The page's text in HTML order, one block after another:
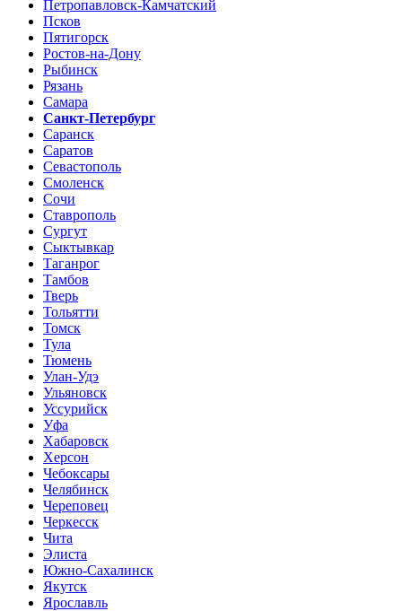
Петропавловск-Камчатский
Псков
Пятигорск
Ростов-на-Дону
Рыбинск
Рязань
Самара
Санкт-Петербург
Саранск
Саратов
Севастополь
Смоленск
Сочи
Ставрополь
Сургут
Сыктывкар
Таганрог
Тамбов
Тверь
Тольятти
Томск
Тула
Тюмень
Улан-Удэ
Ульяновск
Уссурийск
Уфа
Хабаровск
Херсон
Чебоксары
Челябинск
Череповец
Черкесск
Чита
Элиста
Южно-Сахалинск
Якутск
Ярославль